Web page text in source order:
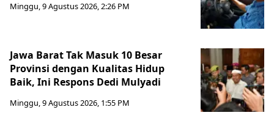
Minggu, 9 Agustus 2026, 2:26 PM
Jawa Barat Tak Masuk 10 Besar
Provinsi dengan Kualitas Hidup
Baik, Ini Respons Dedi Mulyadi
Minggu, 9 Agustus 2026, 1:55 PM